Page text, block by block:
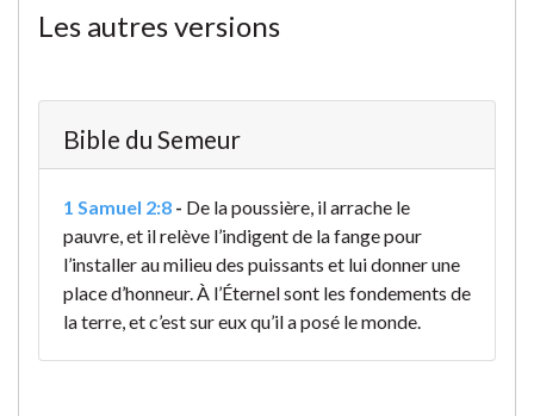
Les autres versions
Bible du Semeur
1 Samuel 2:8 - De la poussière, il arrache le
pauvre,et il relève l’indigent de la fangepour
l’installer au milieu des puissants et lui donner une
place d’honneur.À l’Éternel sont les fondements de
la terre,et c’est sur eux qu’il a posé le monde.